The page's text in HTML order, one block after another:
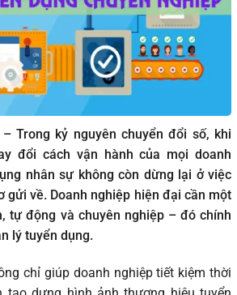
Trong kỷ nguyên chuyển đổi số, khi
đổi cách vận hành của mọi doanh
nhân sự không còn dừng lại ở việc
gửi về. Doanh nghiệp hiện đại cần một
tự động và chuyên nghiệp – đó chính
lý tuyển dụng.
chỉ giúp doanh nghiệp tiết kiệm thời